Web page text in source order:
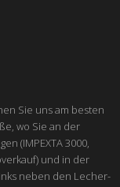
Sie uns am besten
wo Sie an der
(IMPEXTA 3000,
und in der
neben den Lecher-